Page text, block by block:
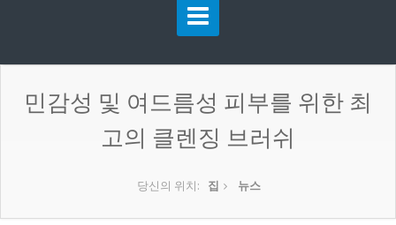
민감성 및 여드름성 피부를 위한 최
고의 클렌징 브러쉬
당신의 위치: 집 뉴스